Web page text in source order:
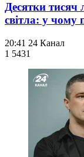
Десятки тисяч
світла: у чому
20:41 24 Канал
1 5431